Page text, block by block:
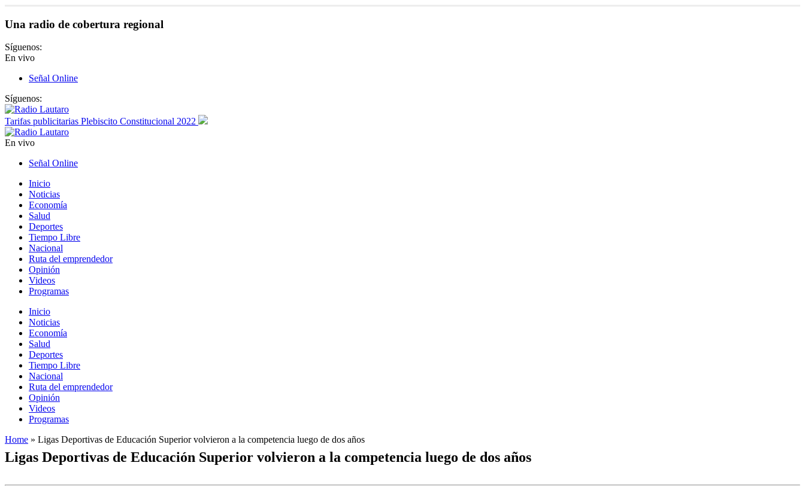
Una radio de cobertura regional
Síguenos:
En vivo
Señal Online
Síguenos:
Tarifas publicitarias Plebiscito Constitucional 2022
En vivo
Señal Online
Inicio
Noticias
Economía
Salud
Deportes
Tiempo Libre
Nacional
Ruta del emprendedor
Opinión
Videos
Programas
Inicio
Noticias
Economía
Salud
Deportes
Tiempo Libre
Nacional
Ruta del emprendedor
Opinión
Videos
Programas
Home » Ligas Deportivas de Educación Superior volvieron a la competencia luego de dos años
Ligas Deportivas de Educación Superior volvieron a la competencia luego de dos años